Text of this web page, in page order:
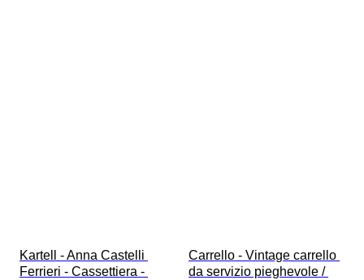
Kartell - Anna Castelli
Ferrieri - Cassettiera -
Carrello - Vintage carrello
da servizio pieghevole /